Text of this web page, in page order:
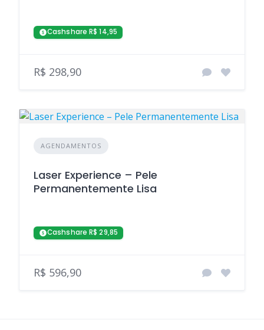
Cashshare R$ 14,95
R$ 298,90
AGENDAMENTOS
Laser Experience – Pele
Permanentemente Lisa
Cashshare R$ 29,85
R$ 596,90